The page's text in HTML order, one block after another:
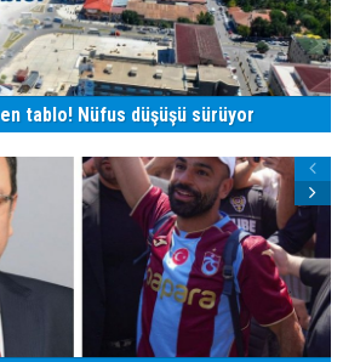
tablo! Nüfus düşüşü sürüyor